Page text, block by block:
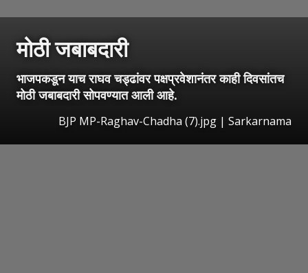
मोठी जबाबदारी
भाजपकडून याच राघव चड्ढांवर पक्षप्रवेशानंतर काही दिवसांतच
मोठी जबाबदारी सोपवण्यात आली आहे.
BJP MP-Raghav-Chadha (7).jpg | Sarkarnama